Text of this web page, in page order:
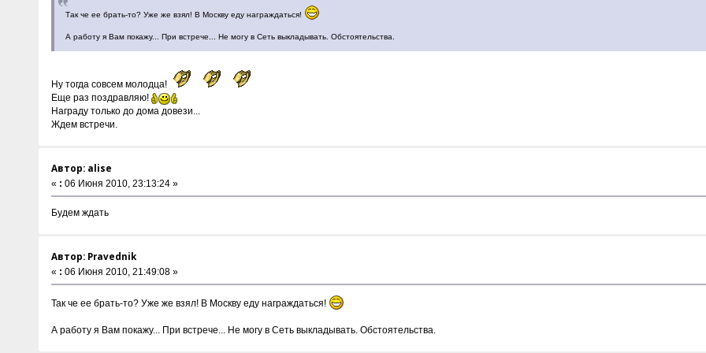
Так че ее брать-то? Уже же взял! В Москву еду награждаться!
А работу я Вам покажу... При встрече... Не могу в Сеть выкладывать. Обстоятельства.
Ну тогда совсем молодца!
Еще раз поздравляю!
Награду только до дома довези...
Ждем встречи.
Автор: alise
« : 06 Июня 2010, 23:13:24 »
Будем ждать
Автор: Pravednik
« : 06 Июня 2010, 21:49:08 »
Так че ее брать-то? Уже же взял! В Москву еду награждаться!
А работу я Вам покажу... При встрече... Не могу в Сеть выкладывать. Обстоятельства.